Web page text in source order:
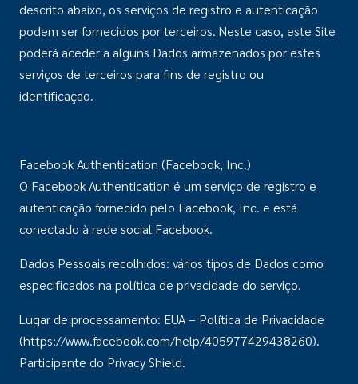
descrito abaixo, os serviços de registro e autenticação
podem ser fornecidos por terceiros. Neste caso, este Site
poderá aceder a alguns Dados armazenados por estes
serviços de terceiros para fins de registro ou
identificação.
Facebook Authentication (Facebook, Inc.)
O Facebook Authentication é um serviço de registro e
autenticação fornecido pelo Facebook, Inc. e está
conectado à rede social Facebook.
Dados Pessoais recolhidos: vários tipos de Dados como
especificados na política de privacidade do serviço.
Lugar de processamento: EUA – Política de Privacidade
(https://www.facebook.com/help/405977429438260).
Participante do Privacy Shield.